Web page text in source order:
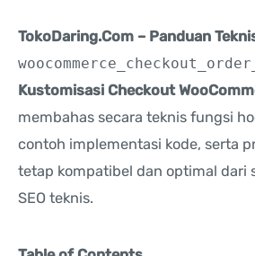
TokoDaring.Com – Panduan
Kustomisasi Checkout
membahas secara teknis fungsi
contoh implementasi kode, serta
tetap kompatibel dan optimal dari
SEO teknis.